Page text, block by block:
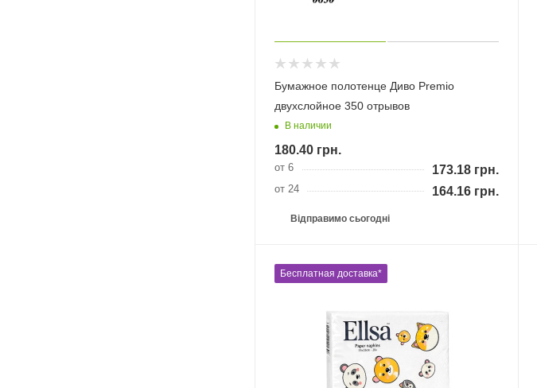
Бумажное полотенце Диво Premio
двухслойное 350 отрывов
В наличии
180.40 грн.
от 6 173.18грн.
от 24 164.16грн.
Відправимо сьогодні
Бесплатная доставка*